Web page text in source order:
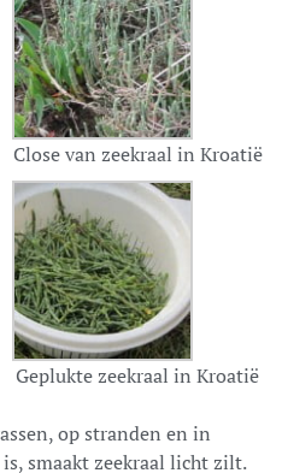
Close van zeekraal in Kroatië
Geplukte zeekraal in Kroatië
op stranden en in
smaakt zeekraal licht zilt.